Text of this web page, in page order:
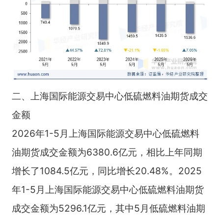
二、上海国际能源交易中心低硫燃料油期货成交
金额
2026年1-5月上海国际能源交易中心低硫燃料
油期货成交金额为6380.6亿元，相比上年同期
增长了1084.5亿元，同比增长20.48%。2025
年1-5月上海国际能源交易中心低硫燃料油期货
成交金额为5296.1亿元，其中5月低硫燃料油期